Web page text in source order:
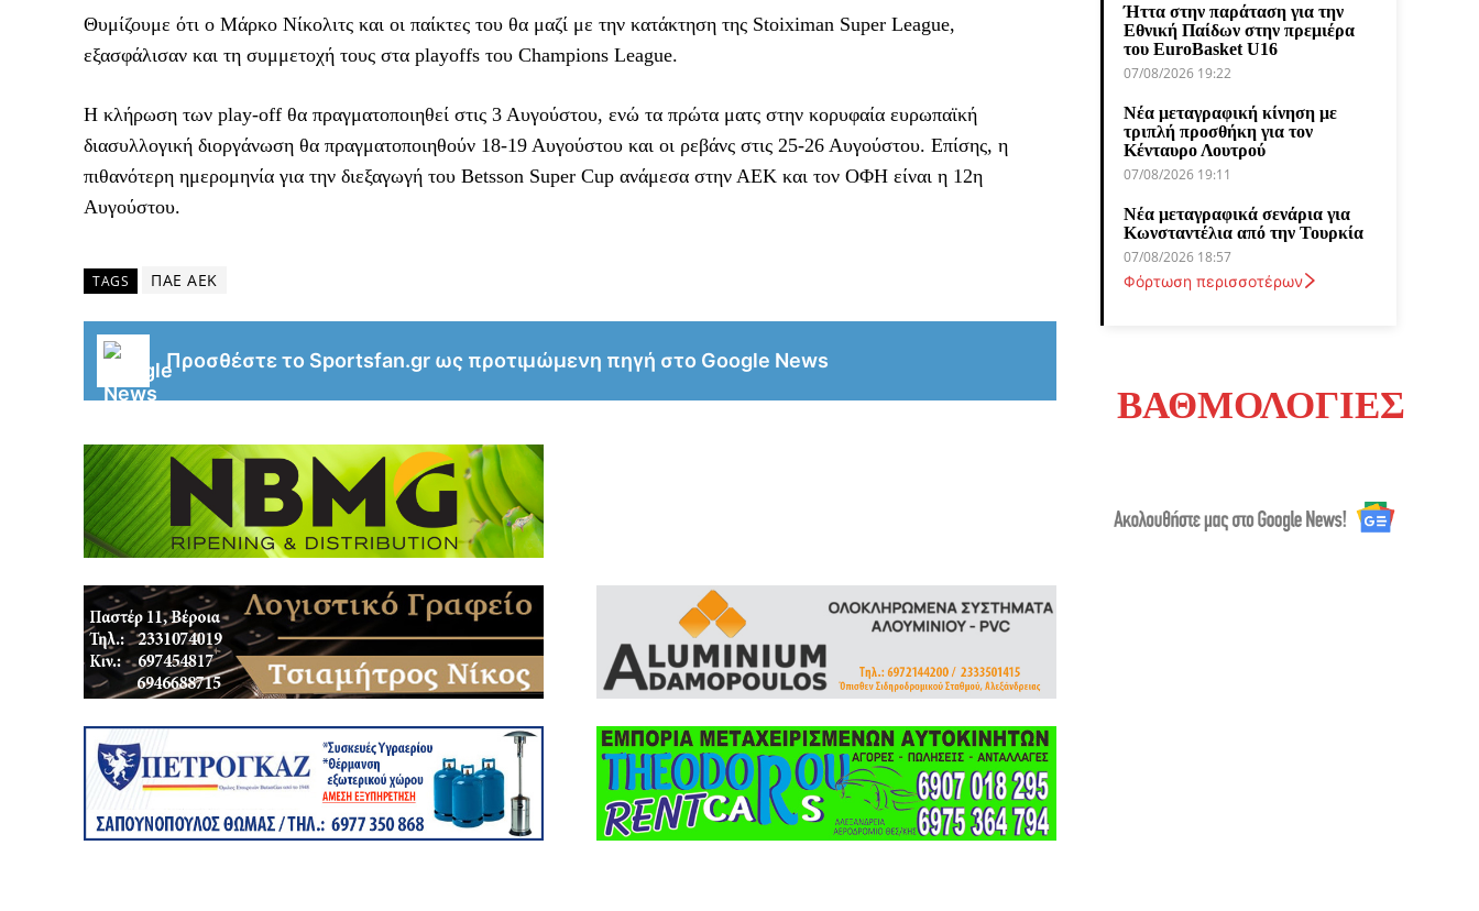
Θυμίζουμε ότι ο Μάρκο Νίκολιτς και οι παίκτες του θα μαζί με την κατάκτηση της Stoiximan Super League,
εξασφάλισαν και τη συμμετοχή τους στα playoffs του Champions League.
Η κλήρωση των play-off θα πραγματοποιηθεί στις 3 Αυγούστου, ενώ τα πρώτα ματς στην κορυφαία ευρωπαϊκή
διασυλλογική διοργάνωση θα πραγματοποιηθούν 18-19 Αυγούστου και οι ρεβάνς στις 25-26 Αυγούστου. Επίσης, η
πιθανότερη ημερομηνία για την διεξαγωγή του Betsson Super Cup ανάμεσα στην ΑΕΚ και τον ΟΦΗ είναι η 12η
Αυγούστου.
TAGS ΠΑΕ ΑΕΚ
Προσθέστε το Sportsfan.gr ως προτιμώμενη πηγή στο Google News
Ήττα στην παράταση για την
Εθνική Παίδων στην πρεμιέρα
του EuroBasket U16
07/08/2026 19:22
Νέα μεταγραφική κίνηση με
τριπλή προσθήκη για τον
Κένταυρο Λουτρού
07/08/2026 19:11
Νέα μεταγραφικά σενάρια για
Κωνσταντέλια από την Τουρκία
07/08/2026 18:57
Φόρτωση περισσοτέρων
ΒΑΘΜΟΛΟΓΙΕΣ